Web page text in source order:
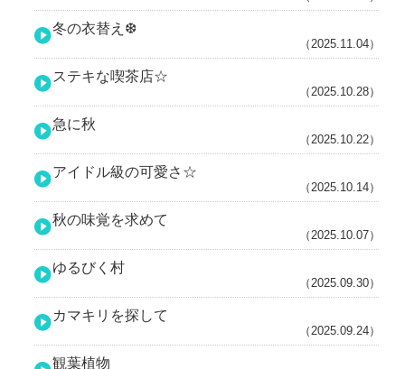
冬の衣替え❆
（2025.11.04）
ステキな喫茶店☆
（2025.10.28）
急に秋
（2025.10.22）
アイドル級の可愛さ☆
（2025.10.14）
秋の味覚を求めて
（2025.10.07）
ゆるびく村
（2025.09.30）
カマキリを探して
（2025.09.24）
観葉植物